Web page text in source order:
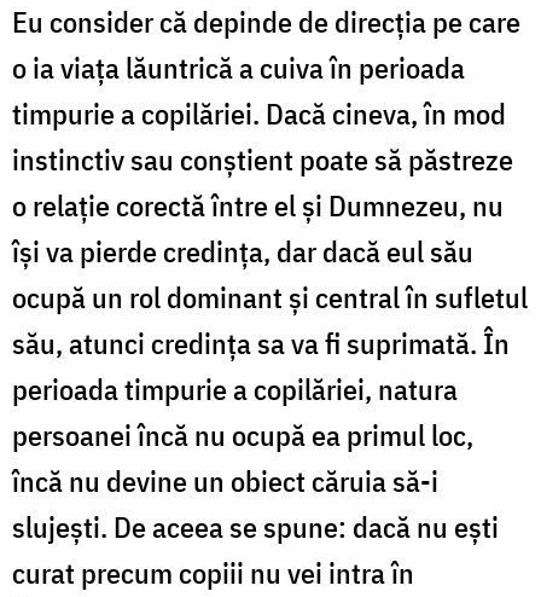
Eu consider că depinde de direcția pe care
o ia viața lăuntrică a cuiva în perioada
timpurie a copilăriei. Dacă cineva, în mod
instinctiv sau conștient poate să păstreze
o relație corectă între el și Dumnezeu, nu
își va pierde credința, dar dacă eul său
ocupă un rol dominant și central în sufletul
său, atunci credința sa va fi suprimată. În
perioada timpurie a copilăriei, natura
persoanei încă nu ocupă ea primul loc,
încă nu devine un obiect căruia să-i
slujești. De aceea se spune: dacă nu ești
curat precum copiii nu vei intra în